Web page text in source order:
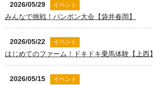
2026/05/29 イベント
みんなで挑戦！パンポン大会【袋井春岡】
2026/05/22 イベント
はじめてのファーム！ドキドキ乗馬体験【上西】
2026/05/15 イベント